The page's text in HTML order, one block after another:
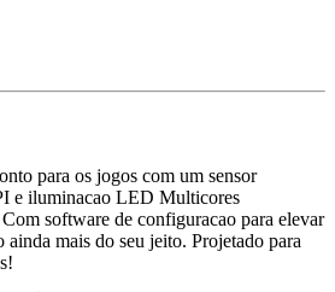
para os jogos com um sensor
e iluminacao LED Multicores
software de configuracao para elevar
ainda mais do seu jeito. Projetado para